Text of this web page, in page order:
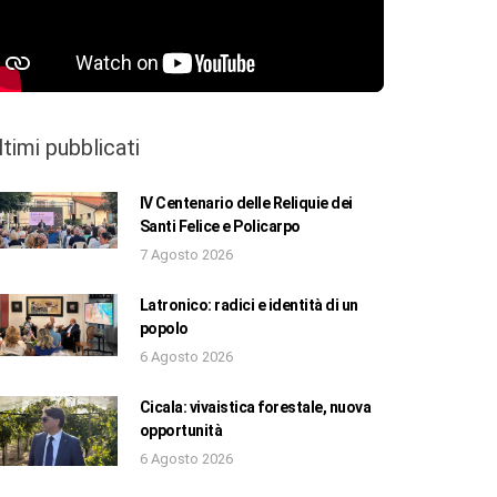
pubblicati
IV Centenario delle Reliquie dei
Santi Felice e Policarpo
7 Agosto 2026
Latronico: radici e identità di un
popolo
6 Agosto 2026
Cicala: vivaistica forestale, nuova
opportunità
6 Agosto 2026